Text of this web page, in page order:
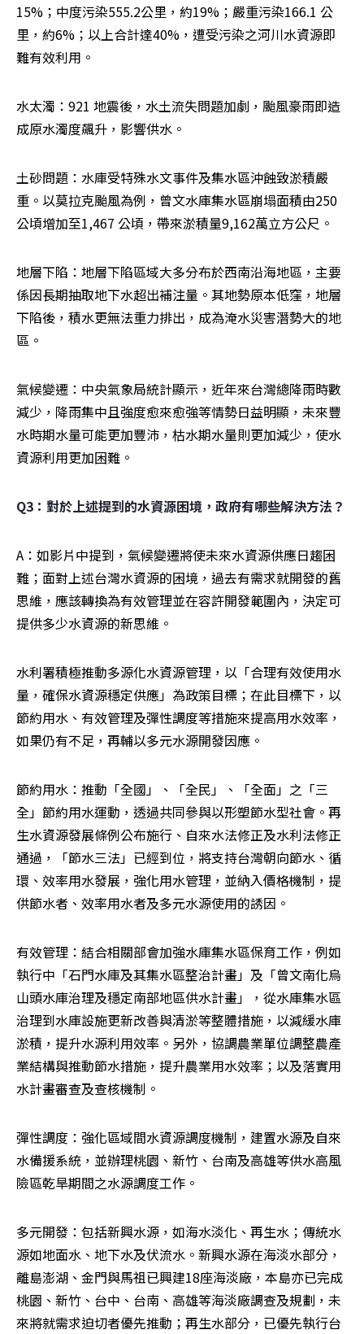
15%；中度污染555.2公里，約19%；嚴重污染166.1 公
里，約6%；以上合計達40%，遭受污染之河川水資源即
難有效利用。
水太濁：921 地震後，水土流失問題加劇，颱風豪雨即造
成原水濁度飆升，影響供水。
土砂問題：水庫受特殊水文事件及集水區沖蝕致淤積嚴
重。以莫拉克颱風為例，曾文水庫集水區崩塌面積由250
公頃增加至1,467 公頃，帶來淤積量9,162萬立方公尺。
地層下陷：地層下陷區域大多分布於西南沿海地區，主要
係因長期抽取地下水超出補注量。其地勢原本低窪，地層
下陷後，積水更無法重力排出，成為淹水災害潛勢大的地
區。
氣候變遷：中央氣象局統計顯示，近年來台灣總降雨時數
減少，降雨集中且強度愈來愈強等情勢日益明顯，未來豐
水時期水量可能更加豐沛，枯水期水量則更加減少，使水
資源利用更加困難。
Q3：對於上述提到的水資源困境，政府有哪些解決方法？
A：如影片中提到，氣候變遷將使未來水資源供應日趨困
難；面對上述台灣水資源的困境，過去有需求就開發的舊
思維，應該轉換為有效管理並在容許開發範圍內，決定可
提供多少水資源的新思維。
水利署積極推動多源化水資源管理，以「合理有效使用水
量，確保水資源穩定供應」為政策目標；在此目標下，以
節約用水、有效管理及彈性調度等措施來提高用水效率，
如果仍有不足，再輔以多元水源開發因應。
節約用水：推動「全國」、「全民」、「全面」之「三
全」節約用水運動，透過共同參與以形塑節水型社會。再
生水資源發展條例公布施行、自來水法修正及水利法修正
通過，「節水三法」已經到位，將支持台灣朝向節水、循
環、效率用水發展，強化用水管理，並納入價格機制，提
供節水者、效率用水者及多元水源使用的誘因。
有效管理：結合相關部會加強水庫集水區保育工作，例如
執行中「石門水庫及其集水區整治計畫」及「曾文南化烏
山頭水庫治理及穩定南部地區供水計畫」，從水庫集水區
治理到水庫設施更新改善與清淤等整體措施，以減緩水庫
淤積，提升水源利用效率。另外，協調農業單位調整農產
業結構與推動節水措施，提升農業用水效率；以及落實用
水計畫審查及查核機制。
彈性調度：強化區域間水資源調度機制，建置水源及自來
水備援系統，並辦理桃園、新竹、台南及高雄等供水高風
險區乾旱期間之水源調度工作。
多元開發：包括新興水源，如海水淡化、再生水；傳統水
源如地面水、地下水及伏流水。新興水源在海淡水部分，
離島澎湖、金門與馬祖已興建18座海淡廠，本島亦已完成
桃園、新竹、台中、台南、高雄等海淡廠調查及規劃，未
來將就需求迫切者優先推動；再生水部分，已優先執行台